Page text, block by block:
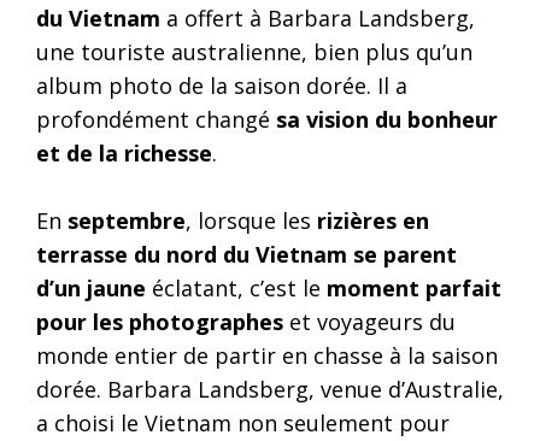
du Vietnam a offert à Barbara Landsberg,
une touriste australienne, bien plus qu’un
album photo de la saison dorée. Il a
profondément changé sa vision du bonheur
et de la richesse.
En septembre, lorsque les rizières en
terrasse du nord du Vietnam se parent
d’un jaune éclatant, c’est le moment parfait
pour les photographes et voyageurs du
monde entier de partir en chasse à la saison
dorée. Barbara Landsberg, venue d’Australie,
a choisi le Vietnam non seulement pour